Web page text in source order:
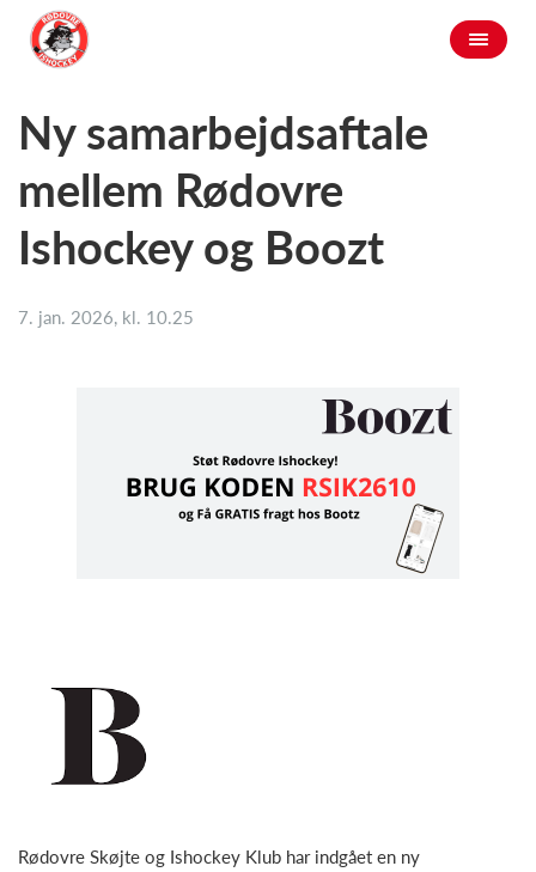
Ny samarbejdsaftale
mellem Rødovre
Ishockey og Boozt
7. jan. 2026, kl. 10.25
Rødovre Skøjte og Ishockey Klub har indgået en ny